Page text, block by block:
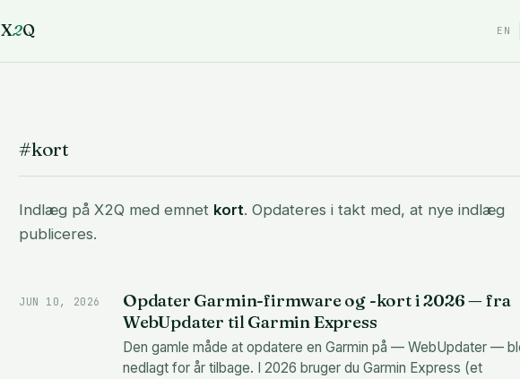
X2Q EN
#kort
Indlæg på X2Q med emnet kort. Opdateres i takt med, at nye indlæg
publiceres.
JUN 10, 2026
Opdater Garmin-firmware og -kort i 2026 — fra
WebUpdater til Garmin Express
Den gamle måde at opdatere en Garmin på — WebUpdater —
nedlagt for år tilbage. I 2026 bruger du Garmin Express (et